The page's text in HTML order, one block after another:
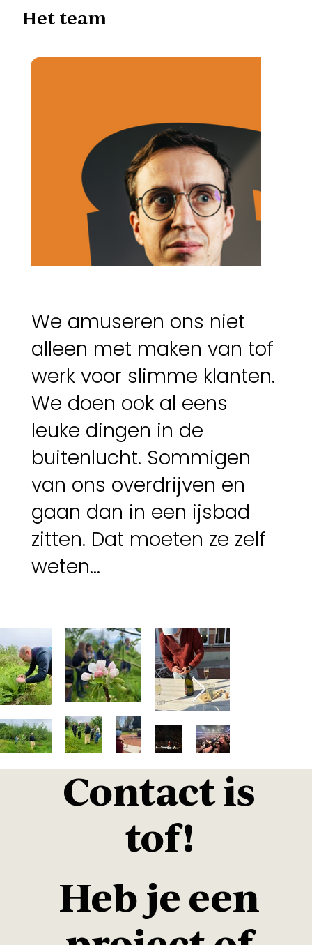
Contact is
tof!
Heb je een
Wannes van Giel
CEO
Het team
We amuseren ons niet
alleen met maken van tof
werk voor slimme klanten.
We doen ook al eens
leuke dingen in de
buitenlucht. Sommigen
van ons overdrijven en
gaan dan in een ijsbad
zitten. Dat moeten ze zelf
weten…